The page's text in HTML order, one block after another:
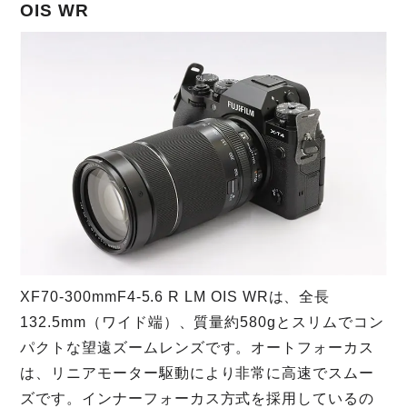
OIS WR
XF70-300mmF4-5.6 R LM OIS WRは、全長
132.5mm（ワイド端）、質量約580gとスリムでコン
パクトな望遠ズームレンズです。オートフォーカス
は、リニアモーター駆動により非常に高速でスムー
ズです。インナーフォーカス方式を採用しているの